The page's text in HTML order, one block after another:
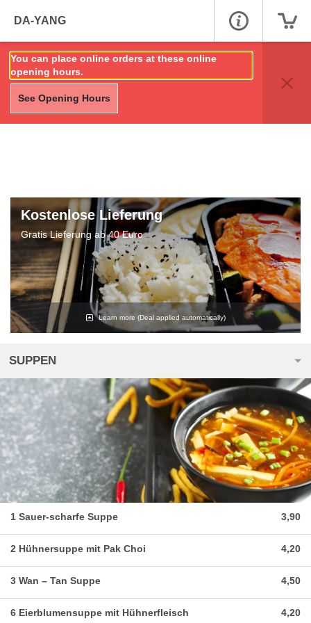
DA-YANG
You can place online orders at these online
opening hours.
See Opening Hours
Kostenlose Lieferung
Gratis Lieferung ab 40 Euro
Learn more (Deal applied automatically)
SUPPEN
1 Sauer-scharfe Suppe 3,90
2 Hühnersuppe mit Pak Choi 4,20
3 Wan – Tan Suppe 4,50
6 Eierblumensuppe mit Hühnerfleisch 4,20